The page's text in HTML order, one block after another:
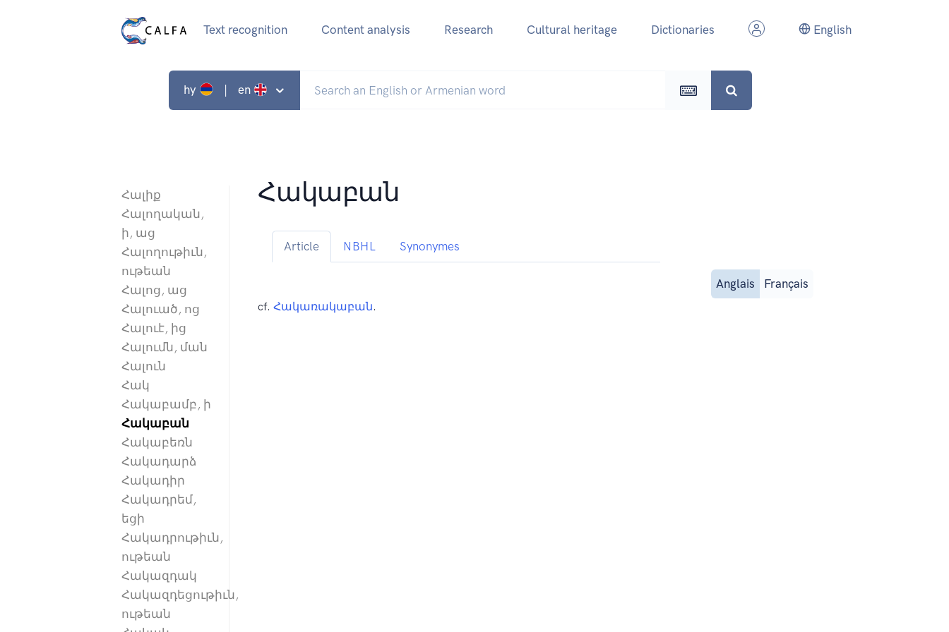
Text recognition Content analysis Research Cultural heritage Dictionaries English
hy | en
Հալիք
Հալողական,
ի, աց
Հալողութիւն,
ութեան
Հալոց, աց
Հալուած, ոց
Հալուէ, ից
Հալումն, ման
Հալուն
Հակ
Հակաբամբ, ի
Հակաբան
Հակաբեռն
Հակադարձ
Հակադիր
Հակադրեմ,
եցի
Հակադրութիւն,
ութեան
Հակազդակ
Հակազդեցութիւն,
ութեան
Հակաբան
Article NBHL Synonymes
Anglais Français
cf.Հակառակաբան.